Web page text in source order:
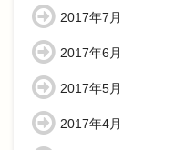
2017年7月
2017年6月
2017年5月
2017年4月